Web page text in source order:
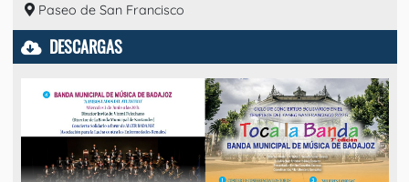
Paseo de San Francisco
DESCARGAS